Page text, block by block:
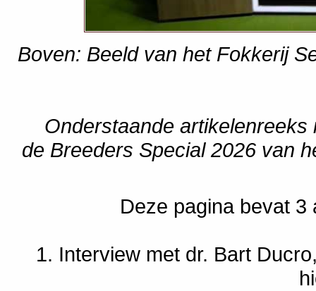
Boven: Beeld van het Fokkerij
Onderstaande
de Breeders Special 2026 van
Deze pagina bevat 3
1. Interview met dr. Bart